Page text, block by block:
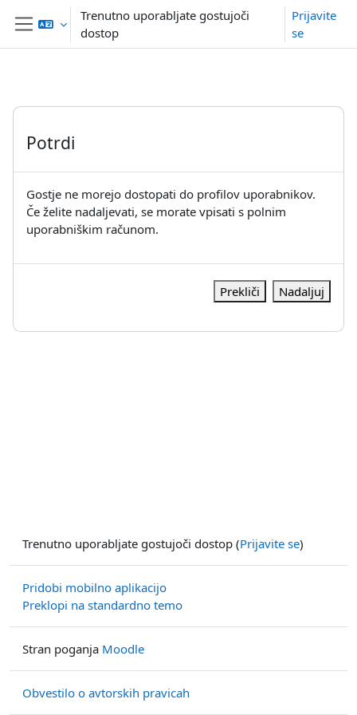
Preskoči na glavno vsebino
Stransko polje
Trenutno uporabljate gostujoči
dostop
Prijavite
se
Potrdi
Gostje ne morejo dostopati do profilov uporabnikov.
Če želite nadaljevati, se morate vpisati s polnim
uporabniškim računom.
Prekliči Nadaljuj
Trenutno uporabljate gostujoči dostop (Prijavite se)
Pridobi mobilno aplikacijo
Preklopi na standardno temo
Stran poganja Moodle
Obvestilo o avtorskih pravicah